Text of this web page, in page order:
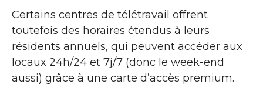
Certains centres de télétravail offrent
toutefois des horaires étendus à leurs
résidents annuels, qui peuvent accéder aux
locaux 24h/24 et 7j/7 (donc le week-end
aussi) grâce à une carte d’accès premium.